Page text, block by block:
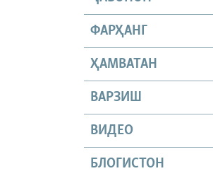
ФАРҲАНГ
ҲАМВАТАН
ВАРЗИШ
ВИДЕО
БЛОГИСТОН